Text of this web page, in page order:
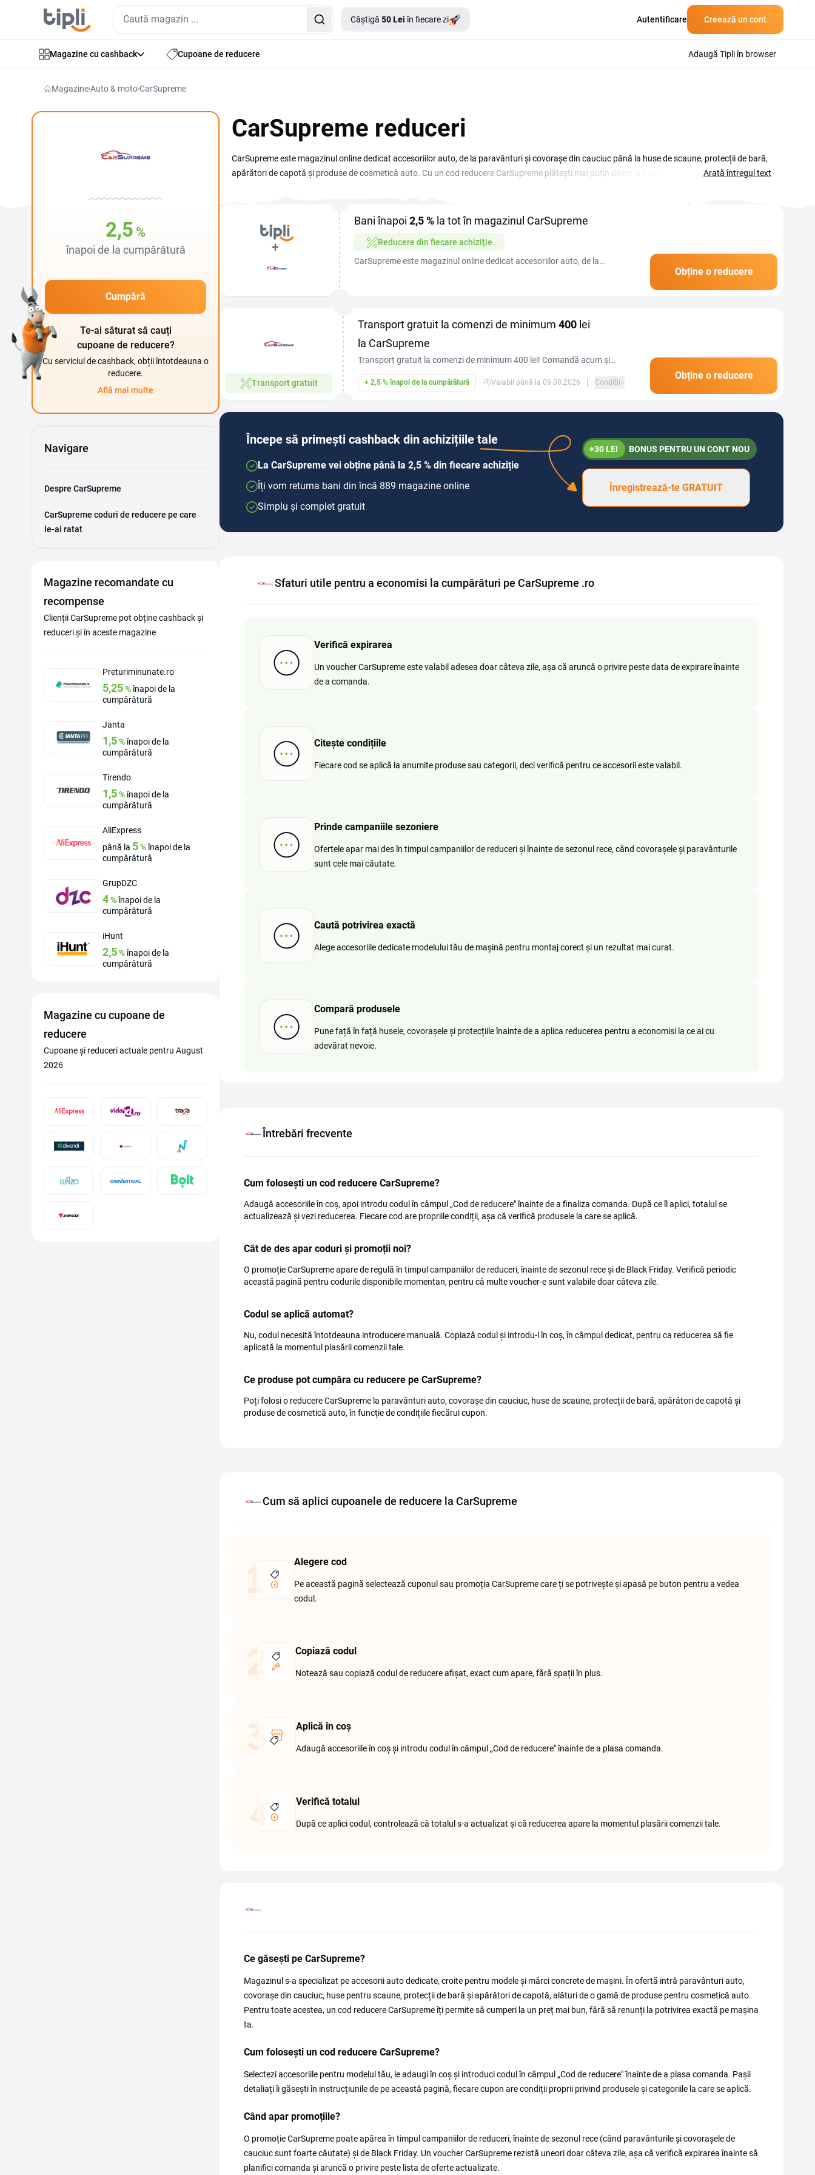
Câștigă 50 Lei în fiecare zi Autentificare Creează un cont
Magazine cu cashback Cupoane de reducere Adaugă Tipli în browser
MagazineAuto & motoCarSupreme
2,5 %
înapoi de la cumpărătură
Cumpără
Te-ai săturat să cauți
cupoane de reducere?
Cu serviciul de cashback, obții întotdeauna o
reducere.
Află mai multe
Navigare
Despre CarSupreme
CarSupreme coduri de reducere pe care
le-ai ratat
Magazine recomandate cu
recompense
Clienții CarSupreme pot obține cashback și
reduceri și în aceste magazine
Preturiminunate.ro
5,25%înapoi de la
cumpărătură
Janta
1,5%înapoi de la
cumpărătură
Tirendo
1,5%înapoi de la
cumpărătură
AliExpress
până la 5%înapoi de la
cumpărătură
GrupDZC
4%înapoi de la
cumpărătură
iHunt
2,5%înapoi de la
cumpărătură
Magazine cu cupoane de
reducere
Cupoane și reduceri actuale pentru August
2026
CarSupreme reduceri
CarSupreme este magazinul online dedicat accesoriilor auto, de la paravânturi și covorașe din cauciuc până la huse de scaune, protecții de bară,
apărători de capotă și produse de cosmetică auto. Cu un cod reducere CarSupreme plătești mai puțin direct la finalizarea comenzii pentru piesele
Arată întregul text
Bani înapoi 2,5 % la tot în magazinul CarSupreme
Reducere din fiecare achiziție
CarSupreme este magazinul online dedicat accesoriilor auto, de la
Obține o reducere
Transport gratuit
Transport gratuit la comenzi de minimum 400 lei
la CarSupreme
Transport gratuit la comenzi de minimum 400 lei! Comandă acum și
economisește la livrare!
+ 2,5 % înapoi de la cumpărătură Valabil până la 09.08.2026 | Condiții
Obține o reducere
Începe să primești cashback din achizițiile tale
La CarSupreme vei obține până la 2,5 % din fiecare achiziție
Îți vom returna bani din încă 889 magazine online
Simplu și complet gratuit
+30 LEI BONUS PENTRU UN CONT NOU
Înregistrează-te GRATUIT
Sfaturi utile pentru a economisi la cumpărături pe CarSupreme .ro
Verifică expirarea
Un voucher CarSupreme este valabil adesea doar câteva zile, așa că aruncă o privire peste data de expirare înainte
de a comanda.
Citește condițiile
Fiecare cod se aplică la anumite produse sau categorii, deci verifică pentru ce accesorii este valabil.
Prinde campaniile sezoniere
Ofertele apar mai des în timpul campaniilor de reduceri și înainte de sezonul rece, când covorașele și paravânturile
sunt cele mai căutate.
Caută potrivirea exactă
Alege accesoriile dedicate modelului tău de mașină pentru montaj corect și un rezultat mai curat.
Compară produsele
Pune față în față husele, covorașele și protecțiile înainte de a aplica reducerea pentru a economisi la ce ai cu
adevărat nevoie.
Întrebări frecvente
Cum folosești un cod reducere CarSupreme?
Adaugă accesoriile în coș, apoi introdu codul în câmpul „Cod de reducere" înainte de a finaliza comanda. După ce îl aplici, totalul se
actualizează și vezi reducerea. Fiecare cod are propriile condiții, așa că verifică produsele la care se aplică.
Cât de des apar coduri și promoții noi?
O promoție CarSupreme apare de regulă în timpul campaniilor de reduceri, înainte de sezonul rece și de Black Friday. Verifică periodic
această pagină pentru codurile disponibile momentan, pentru că multe voucher-e sunt valabile doar câteva zile.
Codul se aplică automat?
Nu, codul necesită întotdeauna introducere manuală. Copiază codul și introdu-l în coș, în câmpul dedicat, pentru ca reducerea să fie
aplicată la momentul plasării comenzii tale.
Ce produse pot cumpăra cu reducere pe CarSupreme?
Poți folosi o reducere CarSupreme la paravânturi auto, covorașe din cauciuc, huse de scaune, protecții de bară, apărători de capotă și
produse de cosmetică auto, în funcție de condițiile fiecărui cupon.
Cum să aplici cupoanele de reducere la CarSupreme
Alegere cod
Pe această pagină selectează cuponul sau promoția CarSupreme care ți se potrivește și apasă pe buton pentru a vedea
codul.
Copiază codul
Notează sau copiază codul de reducere afișat, exact cum apare, fără spații în plus.
Aplică în coș
Adaugă accesoriile în coș și introdu codul în câmpul „Cod de reducere" înainte de a plasa comanda.
Verifică totalul
După ce aplici codul, controlează că totalul s-a actualizat și că reducerea apare la momentul plasării comenzii tale.
Ce găsești pe CarSupreme?
Magazinul s-a specializat pe accesorii auto dedicate, croite pentru modele și mărci concrete de mașini. În ofertă intră paravânturi auto,
covorașe din cauciuc, huse pentru scaune, protecții de bară și apărători de capotă, alături de o gamă de produse pentru cosmetică auto.
Pentru toate acestea, un cod reducere CarSupreme îți permite să cumperi la un preț mai bun, fără să renunți la potrivirea exactă pe mașina
ta.
Cum folosești un cod reducere CarSupreme?
Selectezi accesoriile pentru modelul tău, le adaugi în coș și introduci codul în câmpul „Cod de reducere" înainte de a plasa comanda. Pașii
detaliați îi găsești în instrucțiunile de pe această pagină, fiecare cupon are condiții proprii privind produsele și categoriile la care se aplică.
Când apar promoțiile?
O promoție CarSupreme poate apărea în timpul campaniilor de reduceri, înainte de sezonul rece (când paravânturile și covorașele de
cauciuc sunt foarte căutate) și de Black Friday. Un voucher CarSupreme rezistă uneori doar câteva zile, așa că verifică expirarea înainte să
planifici comanda și aruncă o privire peste lista de oferte actualizate.